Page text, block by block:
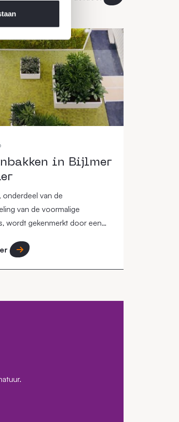
in Bijlmer
onderdeel van de
van de voormalige
wordt gekenmerkt door een
in de stad moet vormen.